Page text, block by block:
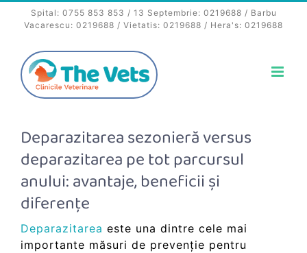
Spital: 0755 853 853 / 13 Septembrie: 0219688 / Barbu
Vacarescu: 0219688 / Vietatis: 0219688 / Hera's: 0219688
Deparazitarea sezonieră versus
deparazitarea pe tot parcursul
anului: avantaje, beneficii și
diferențe
Deparazitarea este una dintre cele mai
importante măsuri de prevenție pentru